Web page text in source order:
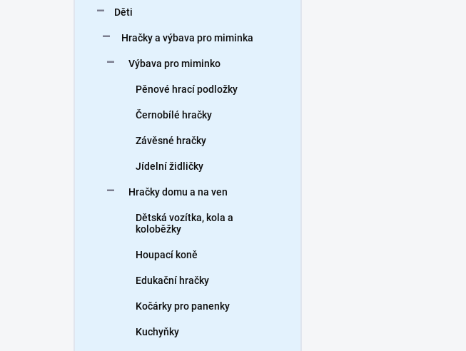
Děti
Hračky a výbava pro miminka
Výbava pro miminko
Pěnové hrací podložky
Černobílé hračky
Závěsné hračky
Jídelní židličky
Hračky domu a na ven
Dětská vozítka, kola a
koloběžky
Houpací koně
Edukační hračky
Kočárky pro panenky
Kuchyňky